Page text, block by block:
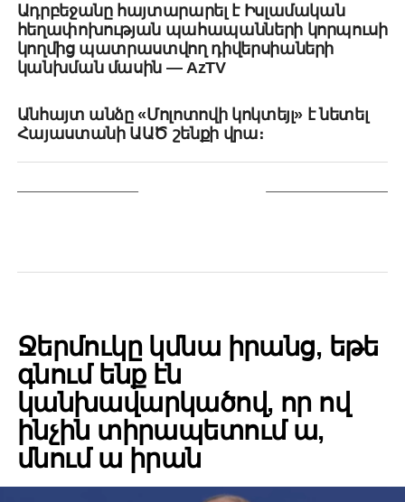
Ադրբեջանը հայտարարել է Իսլամական
հեղափոխության պահապանների կորպուսի
կողմից պատրաստվող դիվերսիաների
կանխման մասին — AzTV
Անհայտ անձը «Մոլոտովի կոկտեյլ» է նետել
Հայաստանի ԱԱԾ շենքի վրա։
Ջերմուկը կմնա իրանց, եթե
գնում ենք էն
կանխավարկածով, որ ով
ինչին տիրապետում ա,
մնում ա իրան